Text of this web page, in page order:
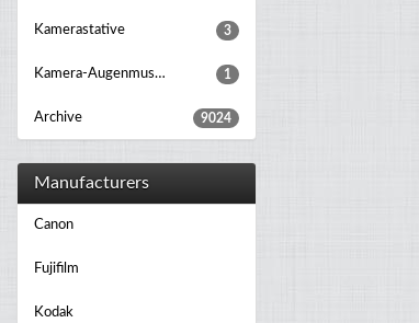
Kamerastative 3
Kamera-Augenmuscheln 1
Archive 9024
Manufacturers
Canon
Fujifilm
Kodak